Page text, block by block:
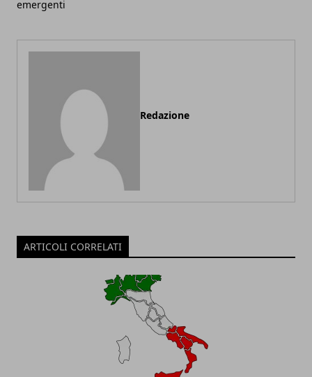
emergenti
Redazione
ARTICOLI CORRELATI